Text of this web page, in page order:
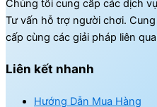
Chúng tôi cung cấp các dịch
Tư vấn hỗ trợ người chơi.
cấp cùng các giải pháp liên
Liên kết nhanh
Hướng Dẫn Mua Hàng